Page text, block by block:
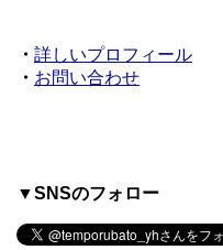
・ 詳しいプロフィール
・ お問い合わせ
▼SNSのフォロー